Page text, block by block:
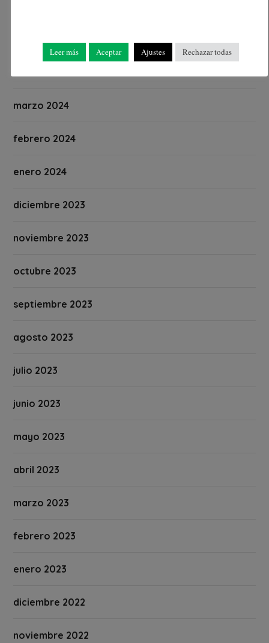
marzo 2024
febrero 2024
enero 2024
diciembre 2023
noviembre 2023
octubre 2023
septiembre 2023
agosto 2023
julio 2023
junio 2023
mayo 2023
abril 2023
marzo 2023
febrero 2023
enero 2023
diciembre 2022
noviembre 2022
Leer más Aceptar Ajustes Rechazar todas